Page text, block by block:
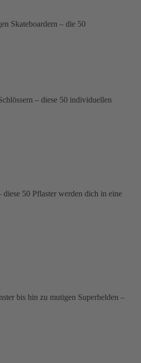
Skateboardern – die 50
– diese 50 individuellen
50 Pflaster werden dich in eine
bis hin zu mutigen Superhelden –